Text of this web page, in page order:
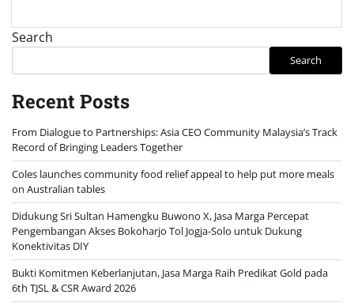
Search
Search
Recent Posts
From Dialogue to Partnerships: Asia CEO Community Malaysia’s Track
Record of Bringing Leaders Together
Coles launches community food relief appeal to help put more meals
on Australian tables
Didukung Sri Sultan Hamengku Buwono X, Jasa Marga Percepat
Pengembangan Akses Bokoharjo Tol Jogja-Solo untuk Dukung
Konektivitas DIY
Bukti Komitmen Keberlanjutan, Jasa Marga Raih Predikat Gold pada
6th TJSL & CSR Award 2026